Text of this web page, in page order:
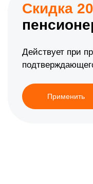
Скидка
Действует при
Применить